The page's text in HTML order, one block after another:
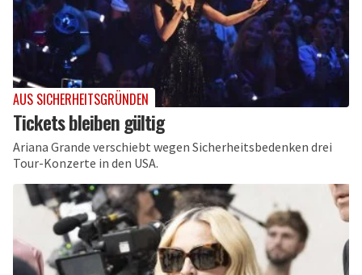
AUS SICHERHEITSGRÜNDEN
Tickets bleiben gültig
Ariana Grande verschiebt wegen Sicherheitsbedenken drei
Tour-Konzerte in den USA.